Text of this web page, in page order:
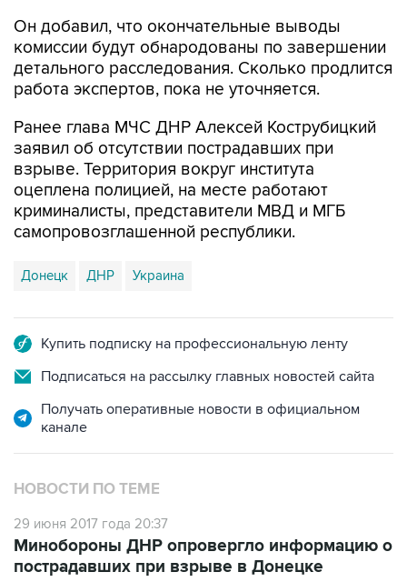
Он добавил, что окончательные выводы
комиссии будут обнародованы по завершении
детального расследования. Сколько продлится
работа экспертов, пока не уточняется.
Ранее глава МЧС ДНР Алексей Кострубицкий
заявил об отсутствии пострадавших при
взрыве. Территория вокруг института
оцеплена полицией, на месте работают
криминалисты, представители МВД и МГБ
самопровозглашенной республики.
Донецк ДНР Украина
Купить подписку на профессиональную ленту
Подписаться на рассылку главных новостей сайта
Получать оперативные новости в официальном
канале
НОВОСТИ ПО ТЕМЕ
29 июня 2017 года 20:37
Минобороны ДНР опровергло информацию о
пострадавших при взрыве в Донецке